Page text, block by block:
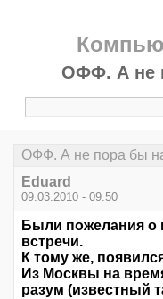
ОФФ. А не
ОФФ. А не пора бы
Eduard
09.03.2010 - 09:50
Были пожелания о
встречи.
К тому же,
Из Москвы на
разум (известный